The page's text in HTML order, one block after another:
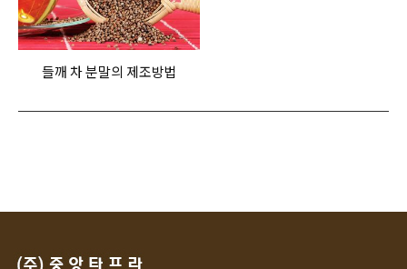
들깨 차 분말의 제조방법